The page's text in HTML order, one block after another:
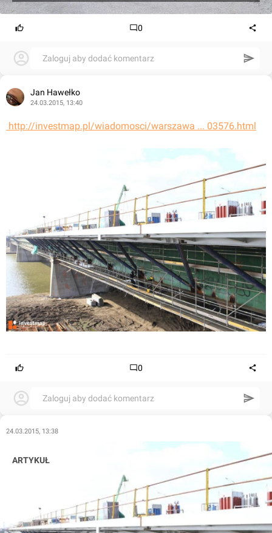
0
Zaloguj aby dodać komentarz
Jan Hawełko
24.03.2015, 13:40
http://investmap.pl/wiadomosci/warszawa ... 03576.html
0
Zaloguj aby dodać komentarz
24.03.2015, 13:38
ARTYKUŁ